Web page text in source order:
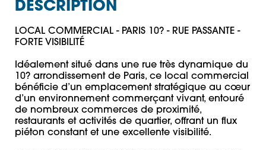
DESCRIPTION
LOCAL COMMERCIAL - PARIS 10? - RUE PASSANTE -
FORTE VISIBILITÉ
Idéalement situé dans une rue très dynamique du
10? arrondissement de Paris, ce local commercial
bénéficie d’un emplacement stratégique au cœur
d’un environnement commerçant vivant, entouré
de nombreux commerces de proximité,
restaurants et activités de quartier, offrant un flux
piéton constant et une excellente visibilité.